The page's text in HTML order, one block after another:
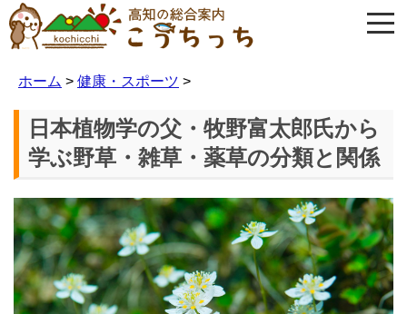
ホーム > 健康・スポーツ >
日本植物学の父・牧野富太郎氏から
学ぶ野草・雑草・薬草の分類と関係